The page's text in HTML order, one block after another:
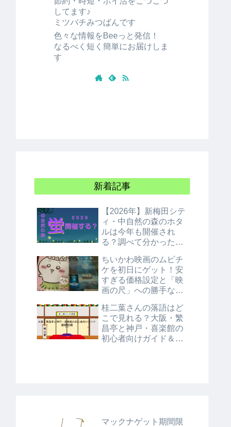
してます♪
ミツバチみつばんです
色々な情報をBeeっと発信！
なるべく短く簡単にお届けしま
す
新着記事
【2026年】新梅田シテ
ィ・中自然の森のホタ
ルは今年も開催され
る？調べて分かった衝
ちいかわ映画のムビチ
ケを初日にゲット！安
すぎる価格設定と「映
画の尺」への勝手な考
桂二葉さんの落語はど
こで見れる？大阪・繁
昌亭と神戸・喜楽館の
初心者向けガイド＆基
マックナゲット期間限